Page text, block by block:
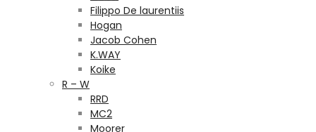
Filippo De laurentiis
Hogan
Jacob Cohen
K.WAY
Koike
R – W
RRD
MC2
Moorer